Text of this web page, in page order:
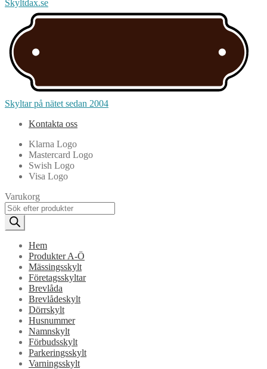
Skyltdax.se
Skyltar på nätet sedan 2004
Kontakta oss
Klarna Logo
Mastercard Logo
Swish Logo
Visa Logo
Varukorg
Products
search
Hem
Produkter A-Ö
Mässingsskylt
Företagsskyltar
Brevlåda
Brevlådeskylt
Dörrskylt
Husnummer
Namnskylt
Förbudsskylt
Parkeringsskylt
Varningsskylt